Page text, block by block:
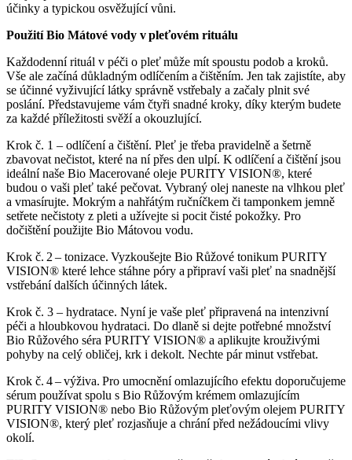
účinky a typickou osvěžující vůni.
Použití Bio Mátové vody v pleťovém rituálu
Každodenní rituál v péči o pleť může mít spoustu podob a kroků.
Vše ale začíná důkladným odlíčením a čištěním. Jen tak zajistíte, aby
se účinné vyživující látky správně vstřebaly a začaly plnit své
poslání. Představujeme vám čtyři snadné kroky, díky kterým budete
za každé příležitosti svěží a okouzlující.
Krok č. 1 – odlíčení a čištění. Pleť je třeba pravidelně a šetrně
zbavovat nečistot, které na ní přes den ulpí. K odlíčení a čištění jsou
ideální naše Bio Macerované oleje PURITY VISION®, které
budou o vaši pleť také pečovat. Vybraný olej naneste na vlhkou pleť
a vmasírujte. Mokrým a nahřátým ručníčkem či tamponkem jemně
setřete nečistoty z pleti a užívejte si pocit čisté pokožky. Pro
dočištění použijte Bio Mátovou vodu.
Krok č. 2 – tonizace. Vyzkoušejte Bio Růžové tonikum PURITY
VISION® které lehce stáhne póry a připraví vaši pleť na snadnější
vstřebání dalších účinných látek.
Krok č. 3 – hydratace. Nyní je vaše pleť připravená na intenzivní
péči a hloubkovou hydrataci. Do dlaně si dejte potřebné množství
Bio Růžového séra PURITY VISION® a aplikujte krouživými
pohyby na celý obličej, krk i dekolt. Nechte pár minut vstřebat.
Krok č. 4 – výživa. Pro umocnění omlazujícího efektu doporučujeme
sérum používat spolu s Bio Růžovým krémem omlazujícím
PURITY VISION® nebo Bio Růžovým pleťovým olejem PURITY
VISION®, který pleť rozjasňuje a chrání před nežádoucími vlivy
okolí.